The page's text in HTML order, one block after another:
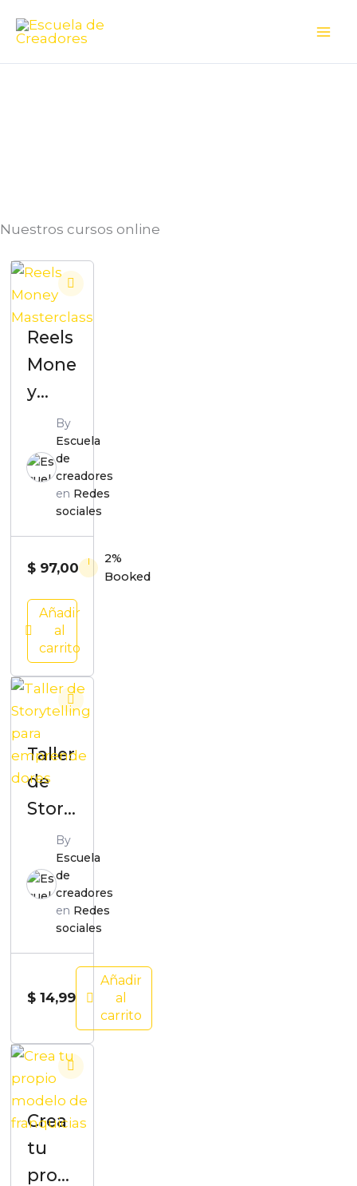
Nuestros cursos online
Reels
Mone
y
Mast
ercla
ss
By
Escuela
de
creadores
en Redes
sociales
$97,00
2%
Booked
Añadir
al
carrito
Taller
de
Story
tellin
para
empr
dores
By
Escuela
de
creadores
en Redes
sociales
$14,99
Añadir
al
carrito
Crea
tu
propi